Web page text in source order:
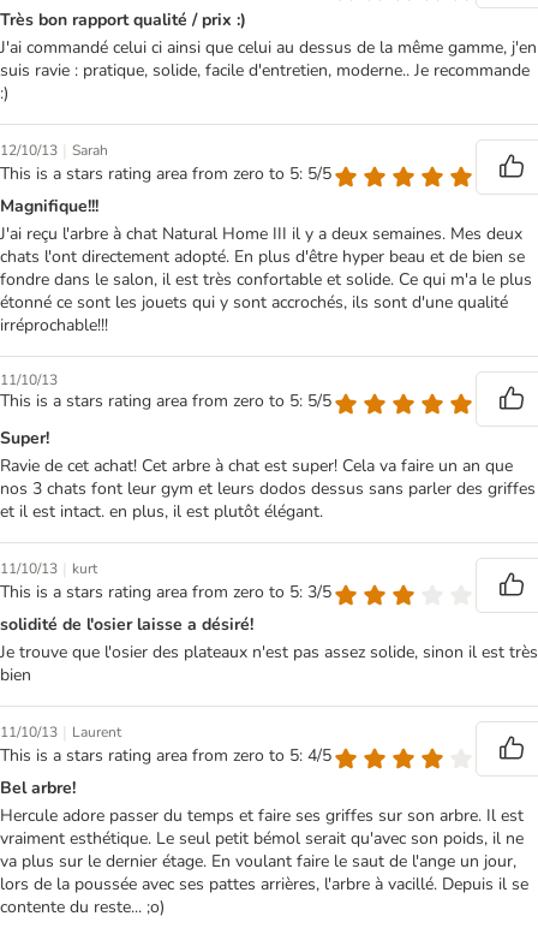
Très bon rapport qualité / prix :)
J'ai commandé celui ci ainsi que celui au dessus de la même gamme, j'en
suis ravie : pratique, solide, facile d'entretien, moderne.. Je recommande
:)
12/10/13 | Sarah
This is a stars rating area from zero to 5: 5/5
Magnifique!!!
J'ai reçu l'arbre à chat Natural Home III il y a deux semaines. Mes deux
chats l'ont directement adopté. En plus d'être hyper beau et de bien se
fondre dans le salon, il est très confortable et solide. Ce qui m'a le plus
étonné ce sont les jouets qui y sont accrochés, ils sont d'une qualité
irréprochable!!!
11/10/13
This is a stars rating area from zero to 5: 5/5
Super!
Ravie de cet achat! Cet arbre à chat est super! Cela va faire un an que
nos 3 chats font leur gym et leurs dodos dessus sans parler des griffes
et il est intact. en plus, il est plutôt élégant.
11/10/13 | kurt
This is a stars rating area from zero to 5: 3/5
solidité de l'osier laisse a désiré!
Je trouve que l'osier des plateaux n'est pas assez solide, sinon il est très
bien
11/10/13 | Laurent
This is a stars rating area from zero to 5: 4/5
Bel arbre!
Hercule adore passer du temps et faire ses griffes sur son arbre. Il est
vraiment esthétique. Le seul petit bémol serait qu'avec son poids, il ne
va plus sur le dernier étage. En voulant faire le saut de l'ange un jour,
lors de la poussée avec ses pattes arrières, l'arbre à vacillé. Depuis il se
contente du reste... ;o)